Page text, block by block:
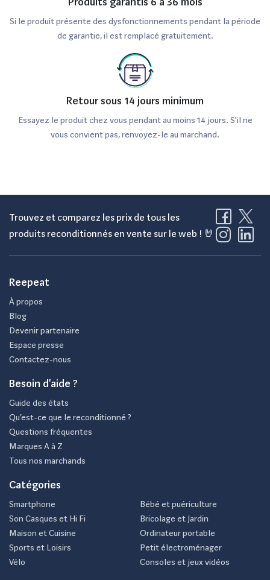
Si le produit présente des dysfonctionnements pendant la période
de garantie, il est remplacé gratuitement.
Retour sous 14 jours minimum
Essayez le produit chez vous pendant au moins 14 jours. S'il ne
vous convient pas, renvoyez-le au marchand.
Trouvez et comparez les prix de tous les
produits reconditionnés en vente sur le web ! 🤘
Reepeat
À propos
Blog
Devenir partenaire
Espace presse
Contactez-nous
Besoin d'aide ?
Guide des états
Qu’est-ce que le reconditionné ?
Questions fréquentes
Marques A à Z
Tous nos marchands
Catégories
Smartphone
Son Casques et Hi Fi
Maison et Cuisine
Sports et Loisirs
Vélo
Bébé et puériculture
Bricolage et Jardin
Ordinateur portable
Petit électroménager
Consoles et jeux vidéos